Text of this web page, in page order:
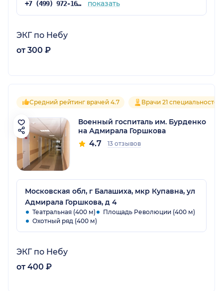
+7 (499) 972-16-23 показать
ЭКГ по Небу
от 300 ₽
Средний рейтинг врачей 4.7 Врачи 21 специальностей
Военный госпиталь им. Бурденко
на Адмирала Горшкова
4.7 13 отзывов
Московская обл, г Балашиха, мкр Купавна, ул
Адмирала Горшкова, д 4
Театральная (400 м)
Площадь Революции (400 м)
Охотный ряд (400 м)
ЭКГ по Небу
от 400 ₽